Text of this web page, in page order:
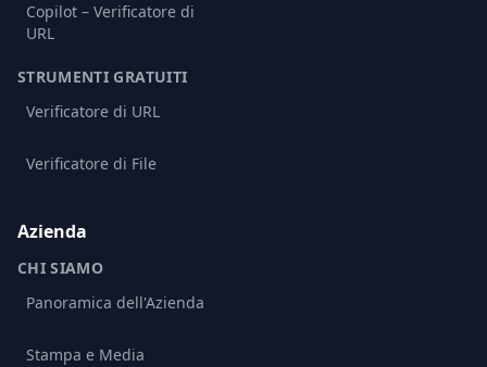
Copilot – Verificatore di
URL
STRUMENTI GRATUITI
Verificatore di URL
Verificatore di File
Azienda
CHI SIAMO
Panoramica dell'Azienda
Stampa e Media